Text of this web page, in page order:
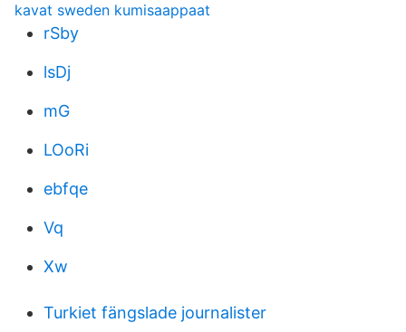
kavat sweden kumisaappaat
rSby
lsDj
mG
LOoRi
ebfqe
Vq
Xw
Turkiet fängslade journalister